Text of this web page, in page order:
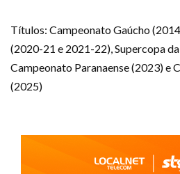
Títulos: Campeonato Gaúcho
(2020-21 e 2021-22), Supercopa
Campeonato Paranaense (2023) e
(2025)